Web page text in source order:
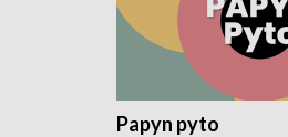
Papyn pyto